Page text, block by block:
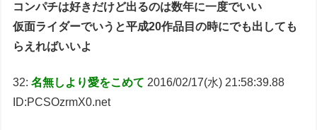
コンパチは好きだけど出るのは数年に一度でいい
仮面ライダーでいうと平成20作品目の時にでも出しても
らえればいいよ
32:名無しより愛をこめて 2016/02/17(水) 21:58:39.88
ID:PCSOzrmX0.net